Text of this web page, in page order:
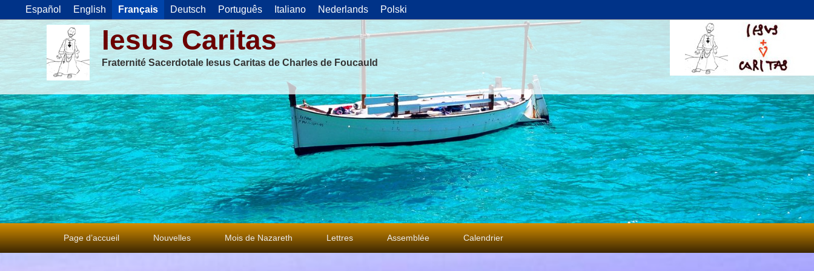
Español English Français Deutsch Português Italiano Nederlands Polski
Iesus Caritas
Fraternité Sacerdotale Iesus Caritas de Charles de Foucauld
Premier
menu
Page d’accueil Nouvelles Mois de Nazareth Lettres Assemblée Calendrier